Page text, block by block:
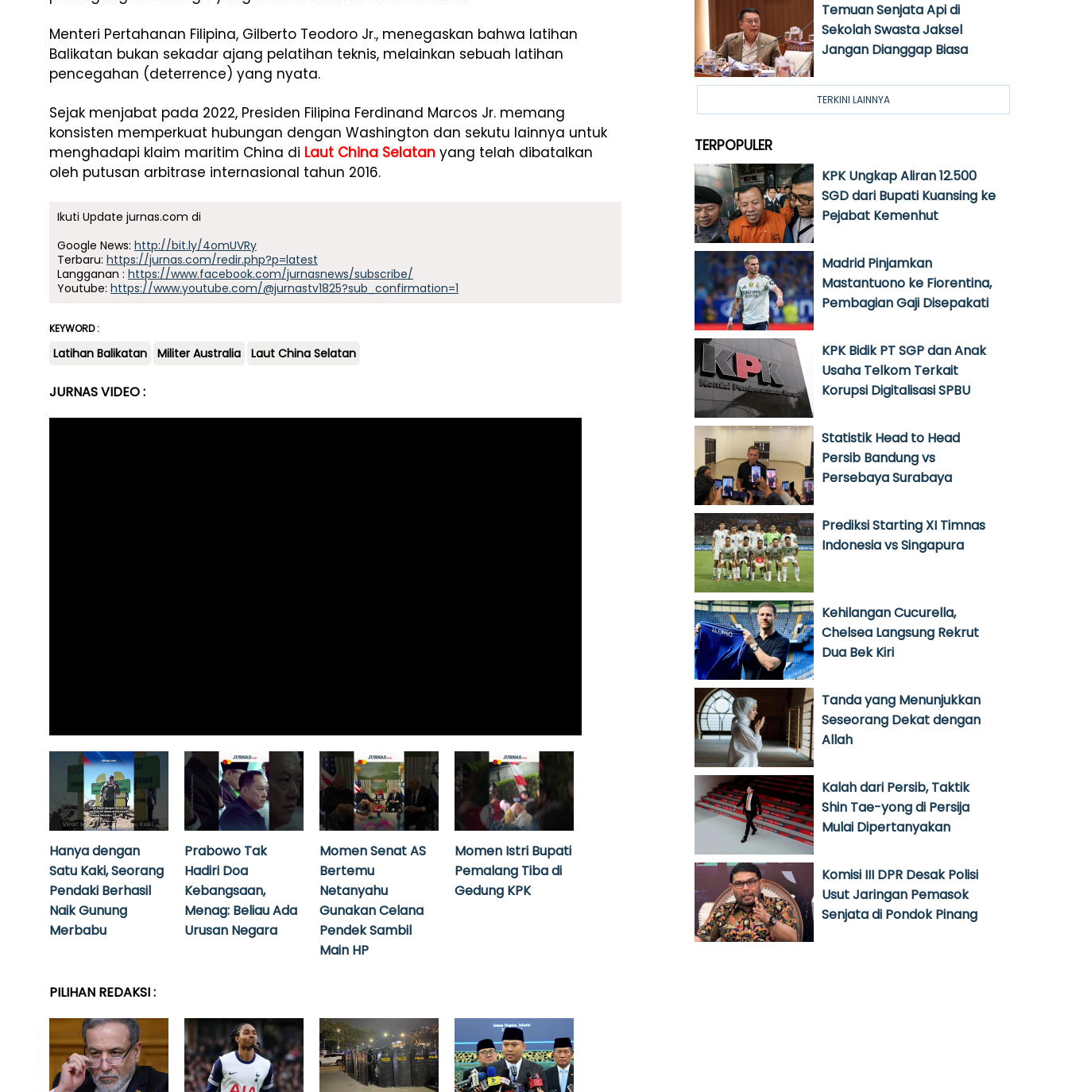
Menteri Pertahanan Filipina, Gilberto Teodoro Jr., menegaskan bahwa latihan
Balikatan bukan sekadar ajang pelatihan teknis, melainkan sebuah latihan
pencegahan (deterrence) yang nyata.
Sejak menjabat pada 2022, Presiden Filipina Ferdinand Marcos Jr. memang
konsisten memperkuat hubungan dengan Washington dan sekutu lainnya untuk
menghadapi klaim maritim China di Laut China Selatan yang telah dibatalkan
oleh putusan arbitrase internasional tahun 2016.
Ikuti Update jurnas.com di
Google News: http://bit.ly/4omUVRy
Terbaru: https://jurnas.com/redir.php?p=latest
Langganan : https://www.facebook.com/jurnasnews/subscribe/
Youtube: https://www.youtube.com/@jurnastv1825?sub_confirmation=1
KEYWORD :
Latihan Balikatan Militer Australia Laut China Selatan
JURNAS VIDEO :
Hanya dengan
Satu Kaki, Seorang
Pendaki Berhasil
Naik Gunung
Merbabu
Prabowo Tak
Hadiri Doa
Kebangsaan,
Menag: Beliau Ada
Urusan Negara
Momen Senat AS
Bertemu
Netanyahu
Gunakan Celana
Pendek Sambil
Main HP
Momen Istri Bupati
Pemalang Tiba di
Gedung KPK
PILIHAN REDAKSI :
Temuan Senjata Api di
Sekolah Swasta Jaksel
Jangan Dianggap Biasa
TERKINI LAINNYA
TERPOPULER
KPK Ungkap Aliran 12.500
SGD dari Bupati Kuansing ke
Pejabat Kemenhut
Madrid Pinjamkan
Mastantuono ke Fiorentina,
Pembagian Gaji Disepakati
KPK Bidik PT SGP dan Anak
Usaha Telkom Terkait
Korupsi Digitalisasi SPBU
Statistik Head to Head
Persib Bandung vs
Persebaya Surabaya
Prediksi Starting XI Timnas
Indonesia vs Singapura
Kehilangan Cucurella,
Chelsea Langsung Rekrut
Dua Bek Kiri
Tanda yang Menunjukkan
Seseorang Dekat dengan
Allah
Kalah dari Persib, Taktik
Shin Tae-yong di Persija
Mulai Dipertanyakan
Komisi III DPR Desak Polisi
Usut Jaringan Pemasok
Senjata di Pondok Pinang